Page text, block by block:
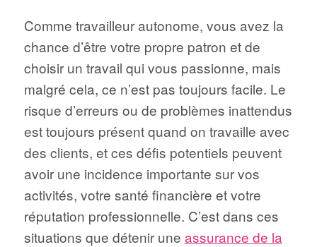
Comme travailleur autonome, vous avez la
chance d’être votre propre patron et de
choisir un travail qui vous passionne, mais
malgré cela, ce n’est pas toujours facile. Le
risque d’erreurs ou de problèmes inattendus
est toujours présent quand on travaille avec
des clients, et ces défis potentiels peuvent
avoir une incidence importante sur vos
activités, votre santé financière et votre
réputation professionnelle. C’est dans ces
situations que détenir une assurance de la